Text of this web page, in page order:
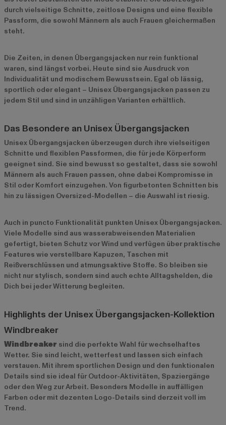
durch vielseitige Schnitte, zeitlose Designs und eine flexible
Passform, die sowohl Männern als auch Frauen gleichermaßen
steht.
Die Zeiten, in denen Übergangsjacken nur rein funktional
waren, sind längst vorbei. Heute sind sie Ausdruck von
Individualität und modischem Bewusstsein. Egal ob lässig,
sportlich oder elegant – Unisex Übergangsjacken passen zu
jedem Stil und sind in unzähligen Varianten erhältlich.
Das Besondere an Unisex Übergangsjacken
Unisex Übergangsjacken überzeugen durch ihre vielseitigen
Schnitte und flexiblen Passformen, die für jede Körperform
geeignet sind. Sie sind bewusst so gestaltet, dass sie sowohl
Männern als auch Frauen passen, ohne dabei Kompromisse in
Stil oder Komfort einzugehen. Von figurbetonten Schnitten bis
hin zu lässigen Oversized-Modellen – die Auswahl ist riesig.
Auch in puncto Funktionalität punkten Unisex Übergangsjacken.
Viele Modelle sind aus wasserabweisenden Materialien
gefertigt, bieten Schutz vor Wind und verfügen über praktische
Features wie verstellbare Kapuzen, Taschen mit
Reißverschlüssen und atmungsaktive Stoffe. So bleiben sie
nicht nur stylisch, sondern sind auch echte Alltagshelden, die
Dich bei jeder Witterung begleiten.
Highlights der Unisex Übergangsjacken-Kollektion
Windbreaker
Windbreaker sind die perfekte Wahl für wechselhaftes
Wetter. Sie sind leicht, wetterfest und lassen sich einfach
verstauen. Mit ihrem sportlichen Design und den funktionalen
Details sind sie ideal für Outdoor-Aktivitäten, Spaziergänge
oder den Weg zur Arbeit. Besonders Modelle in auffälligen
Farben oder mit dezenten Logo-Details sind derzeit voll im
Trend.